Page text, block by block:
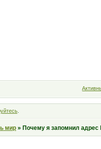
.
мир »Почему я запомнил адрес